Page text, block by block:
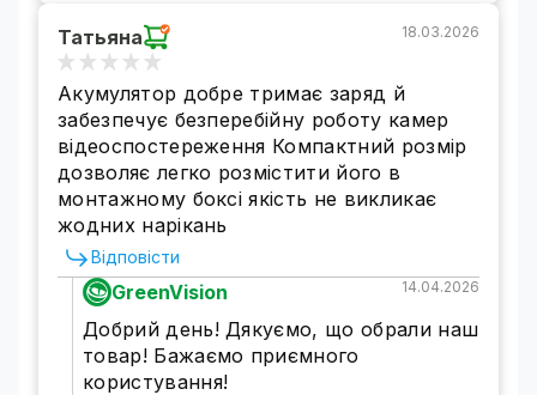
Татьяна 18.03.2026
Акумулятор добре тримає заряд й
забезпечує безперебійну роботу камер
відеоспостереження Компактний розмір
дозволяє легко розмістити його в
монтажному боксі якість не викликає
жодних нарікань
Відповісти
GreenVision 14.04.2026
Добрий день! Дякуємо, що обрали наш
товар! Бажаємо приємного
користування!